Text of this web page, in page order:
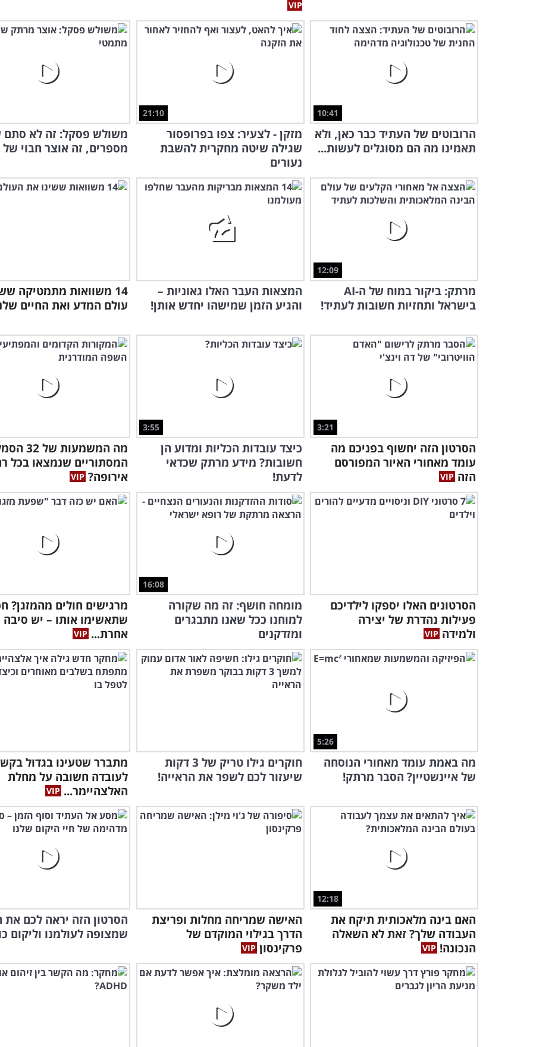
10:41
הרובוטים של העתיד כבר כאן, ולא
תאמינו מה הם מסוגלים לעשות...
21:10
מזקן - לצעיר: צפו בפרופסור
שגילה שיטה מחקרית להשבת
נעורים
משולש פסקל: זה לא סתם
מספרים, זה אוצר חבוי של
12:09
מרתק: ביקור במוח של ה-AI
בישראל ותחזיות חשובות לעתיד!
המצאות העבר האלו גאוניות –
והגיע הזמן שמישהו יחדש אותן!
14 משוואות מתמטיקה
עולם המדע ואת החיים
3:21
הסרטון הזה יחשוף בפניכם מה
עומד מאחורי האיור המפורסם
הזה
3:55
כיצד עובדות הכליות ומדוע הן
חשובות? מידע מרתק שכדאי
לדעת!
מה המשמעות
המסתוריים שנמצאו בכל
אירופה?
הסרטונים האלו יספקו לילדיכם
פעילות נהדרת של יצירה
ולמידה
16:08
מומחה חושף: זה מה שקורה
למוחנו ככל שאנו מתבגרים
ומזדקנים
מרגישים חולים מהמזגן?
שתאשימו אותו – יש סיבה
אחרת...
5:26
מה באמת עומד מאחורי הנוסחה
של איינשטיין? הסבר מרתק!
חוקרים גילו טריק של 3 דקות
שיעזור לכם לשפר את הראייה!
מתברר שטעינו בגדול
לעובדה חשובה על מחלת
האלצהיימר...
12:18
האם בינה מלאכותית תיקח את
העבודה שלך? זאת לא השאלה
הנכונה!
האישה שמריחה מחלות ופריצת
הדרך בגילוי המוקדם של
פרקינסון
הסרטון הזה יראה לכם את
שמצופה לעולמנו וליקום